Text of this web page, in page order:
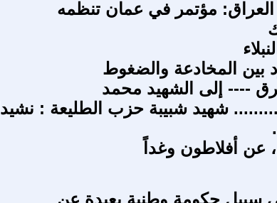
العراق: مؤتمر في عمان تنظمه
بين المخادعة والضغوط
---- إلى الشهيد محمد
شهيد شبيبة حزب الطليعة : نشيدا
عن أفلاطون وغداً
سبيل حكومة وطنية بعيدة عن